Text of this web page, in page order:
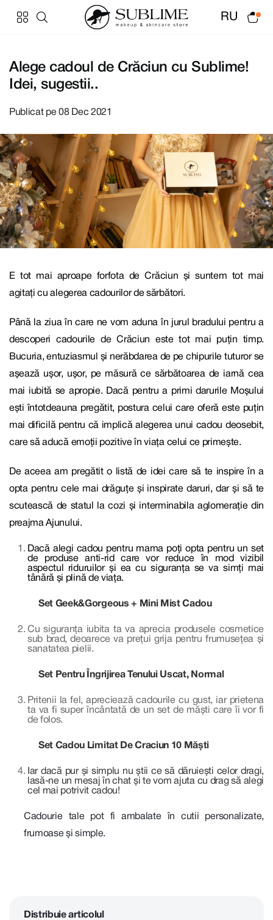
RU
Alege cadoul de Crăciun cu Sublime!
Idei, sugestii..
Publicat pe 08 Dec 2021
E tot mai aproape forfota de Crăciun și suntem tot mai
agitați cu alegerea cadourilor de sărbători.
Până la ziua în care ne vom aduna în jurul bradului pentru a
descoperi cadourile de Crăciun este tot mai puțin timp.
Bucuria, entuziasmul și nerăbdarea de pe chipurile tuturor se
așează ușor, ușor, pe măsură ce sărbătoarea de iarnă cea
mai iubită se apropie. Dacă pentru a primi darurile Moșului
ești întotdeauna pregătit, postura celui care oferă este puțin
mai dificilă pentru că implică alegerea unui cadou deosebit,
care să aducă emoții pozitiveîn viața celui ce primește.
De aceea am pregătit o listă de idei care să te inspire în a
opta pentru cele mai drăguțe și inspirate daruri, dar și să te
scutească de statul la cozi și interminabila aglomerație din
preajma Ajunului.
Dacă alegi cadou pentru mama poți opta pentru un set
de produse anti-rid care vor reduce în mod vizibil
aspectul riduruilor și ea cu siguranța se va simți mai
tânără și plină de viața.
Set Geek&Gorgeous + Mini Mist Cadou
Cu siguranța iubita ta va aprecia produsele cosmetice
sub brad, deoarece va prețui grija pentru frumusețea și
sanatatea pielii.
Set Pentru Îngrijirea Tenului Uscat, Normal
Pritenii la fel, apreciează cadourile cu gust, iar prietena
ta va fi super încântată de un set de măști care îi vor fi
de folos.
Set Cadou Limitat De Craciun 10 Măști
Iar dacă pur și simplu nu știi ce să dăruiești celor dragi,
lasă-ne un mesaj în chat și te vom ajuta cu drag să alegi
cel mai potrivit cadou!
Cadourie tale pot fi ambalate în cutii personalizate,
frumoase și simple.
Distribuie articolul